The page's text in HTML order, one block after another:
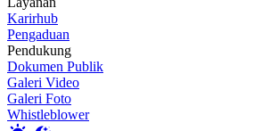
Karirhub
Pengaduan
Pendukung
Dokumen Publik
Galeri Video
Galeri Foto
Whistleblower